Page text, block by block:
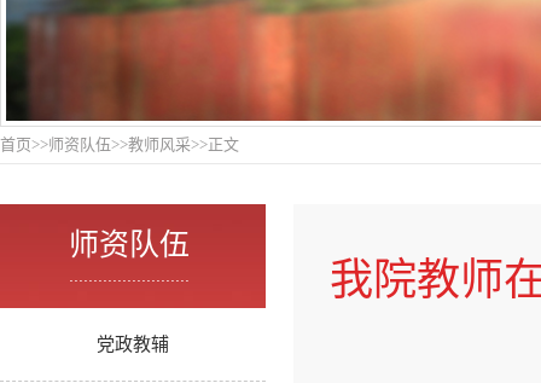
首页>>师资队伍>>教师风采>>正文
师资队伍
党政教辅
我院教师